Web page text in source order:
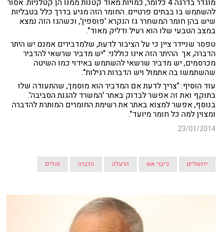
להשתמש בו בבתים פרטיים. החומר הזה מגיע בדרך כלל בטבליות
שיש בהן חומר המשחרר גז הנקרא 'פוספין', וכשהגז הזה נמצא
במצב הטבעי שלו הוא רעיל ודליק מאוד".
טפסר שניידר ציין כי על הציבור לדעת, שלמדבירים אמנם יש היתר
הדברה, אך ההיתר הזה אינו כוללני: "יש מדביר שרשאי להדביר
מכרסמים, יש מדביר שרשאי להשתמש באידוי כמו השיטה
שהשתמשו בה אתמול ויש הדברות רגילות".
עוד הוסיף: "צריך לדעת אם המדביר הוא מוסמך, שהתעודה שלו
בתוקף ואת זה אפשר לבדוק באתר 'המשרד להגנת הסביבה'.
בנוסף, אפשר למצוא באתר את רשימת החומרים המותרת להדברה
ומצוין למה כל חומר מיועד".
23/01/2014
ירושלים כיבוי אש הרעלה הדברה נהלים